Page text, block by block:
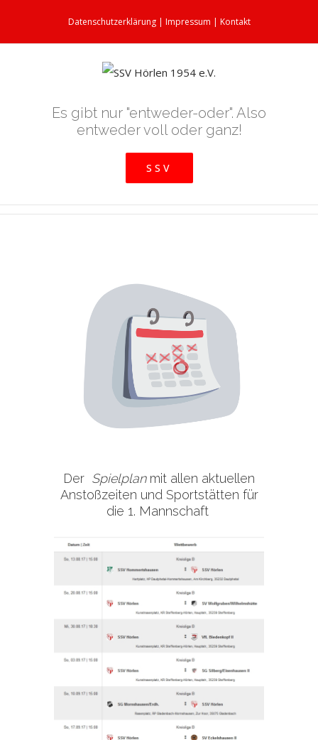
Datenschutzerklärung| Impressum | Kontakt
Es gibt nur "entweder-oder". Also
entweder voll oder ganz!
SSV
Der Spielplanmit allen aktuellen
Anstoßzeiten und Sportstätten für
die 1. Mannschaft